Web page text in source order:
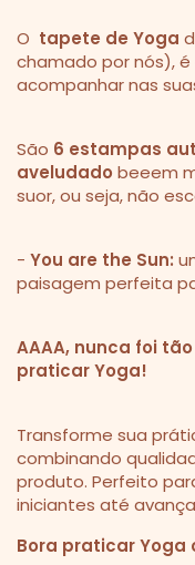
O tapete de Yoga
chamado por nós),
acompanhar nas
São 6 estampas
aveludado beeem
suor, ou seja, não
- You are the Sun:
paisagem perfeita
AAAA, nunca foi
praticar Yoga!
Transforme sua
combinando
produto. Perfeito
iniciantes até
Bora praticar Yoga